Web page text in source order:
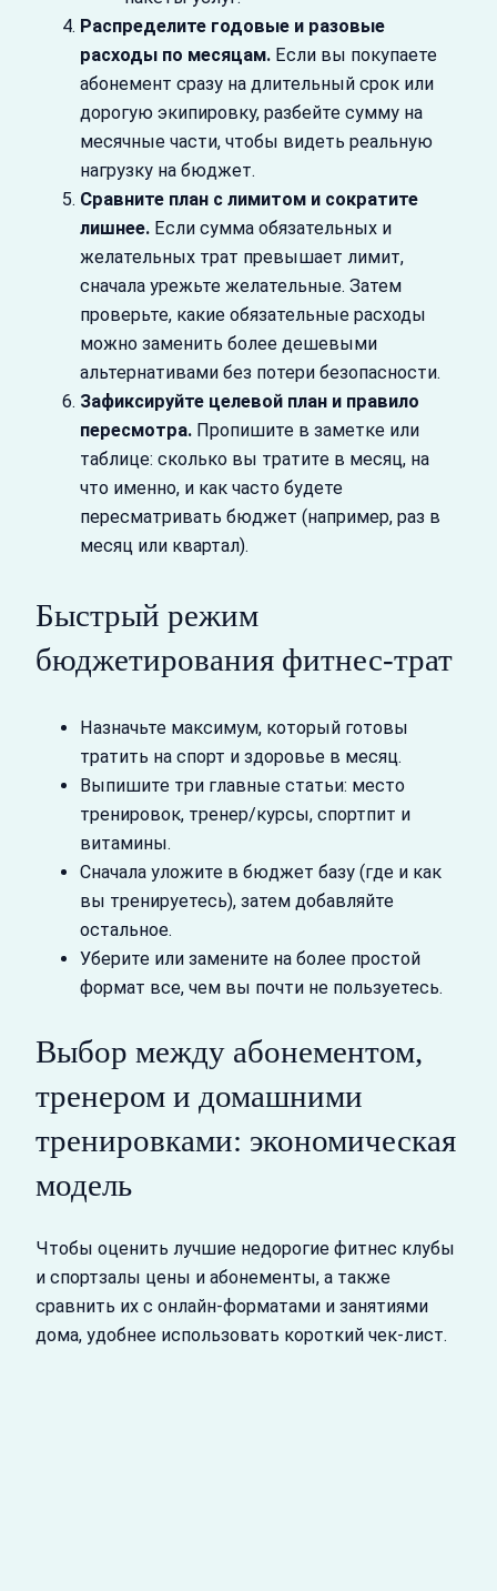
Распределите годовые и разовые
расходы по месяцам. Если вы покупаете
абонемент сразу на длительный срок или
дорогую экипировку, разбейте сумму на
месячные части, чтобы видеть реальную
нагрузку на бюджет.
Сравните план с лимитом и сократите
лишнее. Если сумма обязательных и
желательных трат превышает лимит,
сначала урежьте желательные. Затем
проверьте, какие обязательные расходы
можно заменить более дешевыми
альтернативами без потери безопасности.
Зафиксируйте целевой план и правило
пересмотра. Пропишите в заметке или
таблице: сколько вы тратите в месяц, на
что именно, и как часто будете
пересматривать бюджет (например, раз в
месяц или квартал).
Быстрый режим
бюджетирования фитнес‑трат
Назначьте максимум, который готовы
тратить на спорт и здоровье в месяц.
Выпишите три главные статьи: место
тренировок, тренер/курсы, спортпит и
витамины.
Сначала уложите в бюджет базу (где и как
вы тренируетесь), затем добавляйте
остальное.
Уберите или замените на более простой
формат все, чем вы почти не пользуетесь.
Выбор между абонементом,
тренером и домашними
тренировками: экономическая
модель
Чтобы оценить лучшие недорогие фитнес клубы
и спортзалы цены и абонементы, а также
сравнить их с онлайн‑форматами и занятиями
дома, удобнее использовать короткий чек‑лист.